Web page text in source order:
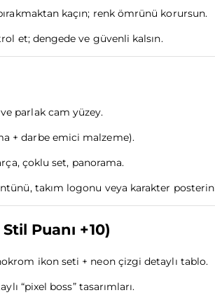
kaçın; renk ömrünü korursun.
et; dengede ve güvenli kalsın.
ve parlak cam yüzey.
+ darbe emici malzeme).
çoklu set, panorama.
takım logonu veya karakter
Puanı +10)
ikon seti + neon çizgi detaylı tablo.
“pixel boss” tasarımları.